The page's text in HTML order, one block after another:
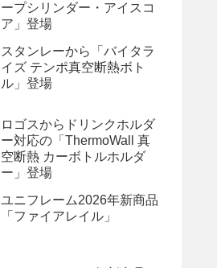
ープシリンダー・アイスコ
ア」登場
スタンレーから「バイタラ
イズ テンポ真空断熱ボト
ル」登場
ロゴスからドリンクホルダ
ー対応の「ThermoWall 真
空断熱 カーボトルホルダ
ー」登場
ユニフレーム2026年新商品
「ファイアレイル」